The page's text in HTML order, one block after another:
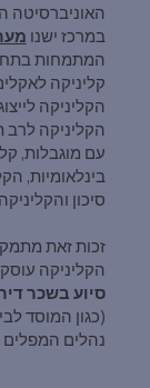
האוניברסיטה
במרכז ישנו מערך של
המתמחות
קליניקה
הקליניקה
הקליניקה לרב
עם מוגבלות,
בינלאומיות,
סיכון
זכות זאת
הקליניקה
סיוע בשכר
(כגון המוסד
נהלים המפלים